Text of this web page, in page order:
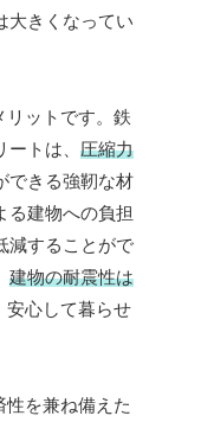
大きくなってい
リットです。鉄
トは、 圧縮力
できる強靭な材
る建物への負担
減することがで
建物の耐震性は
安心して暮らせ
性を兼ね備えた